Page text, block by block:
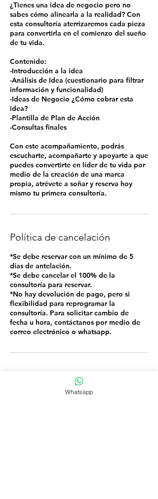
¿Tienes una idea de negocio pero no
sabes cómo alinearla a la realidad? Con
esta consultoría aterrizaremos cada pieza
para convertirla en el comienzo del sueño
de tu vida.
Contenido:
-Introducción a la idea
-Análisis de Idea (cuestionario para filtrar
información y funcionalidad)
-Ideas de Negocio ¿Cómo cobrar esta
idea?
-Plantilla de Plan de Acción
-Consultas finales
Con este acompañamiento, podrás
escucharte, acompañarte y apoyarte a que
puedes convertirte en líder de tu vida por
medio de la creación de una marca
propia, atrévete a soñar y reserva hoy
mismo tu primera consultoría.
Política de cancelación
*Se debe reservar con un mínimo de 5
días de antelación.
*Se debe cancelar el 100% de la
consultoría para reservar.
*No hay devolución de pago, pero si
flexibilidad para reprogramar la
consultoría. Para solicitar cambio de
fecha u hora, contáctanos por medio de
correo electrónico o whatsapp.
Datos de contacto
Whatsapp